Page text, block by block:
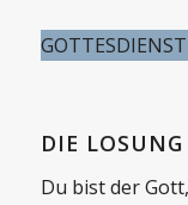
DIE
Du bist der